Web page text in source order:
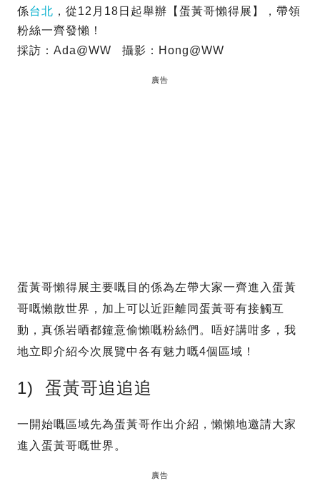
係台北 ，從12月18日起舉辦【蛋黃哥懶得展】，帶領
粉絲一齊發懶！
採訪：Ada@WW 攝影：Hong@WW
廣告
蛋黃哥懶得展主要嘅目的係為左帶大家一齊進入蛋黃
哥嘅懶散世界，加上可以近距離同蛋黃哥有接觸互
動，真係岩晒都鐘意偷懶嘅粉絲們。唔好講咁多，我
地立即介紹今次展覽中各有魅力嘅4個區域！
1) 蛋黃哥追追追
一開始嘅區域先為蛋黃哥作出介紹，懶懶地邀請大家
進入蛋黃哥嘅世界。
廣告